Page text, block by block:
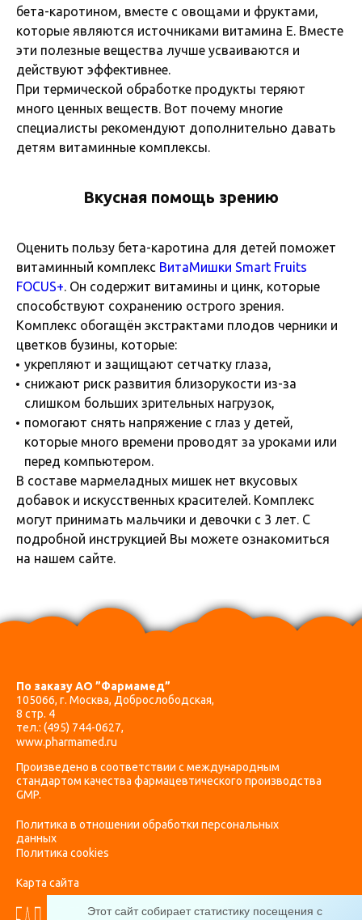
бета-каротином, вместе с овощами и фруктами,
которые являются источниками витамина Е. Вместе
эти полезные вещества лучше усваиваются и
действуют эффективнее.
При термической обработке продукты теряют
много ценных веществ. Вот почему многие
специалисты рекомендуют дополнительно давать
детям витаминные комплексы.
Вкусная помощь зрению
Оценить пользу бета-каротина для детей поможет
витаминный комплекс ВитаМишки Smart Fruits
FOCUS+. Он содержит витамины и цинк, которые
способствуют сохранению острого зрения.
Комплекс обогащён экстрактами плодов черники и
цветков бузины, которые:
укрепляют и защищают сетчатку глаза,
снижают риск развития близорукости из-за
слишком больших зрительных нагрузок,
помогают снять напряжение с глаз у детей,
которые много времени проводят за уроками или
перед компьютером.
В составе мармеладных мишек нет вкусовых
добавок и искусственных красителей. Комплекс
могут принимать мальчики и девочки с 3 лет. С
подробной инструкцией Вы можете ознакомиться
на нашем сайте.
Этот сайт собирает статистику посещения с
По заказу АО ”Фармамед”
105066, г. Москва, Доброслободская,
8 стр. 4
тел.: (495) 744-0627,
www.pharmamed.ru
Произведено в соответствии с международным
стандартом качества фармацевтического производства
GMP.
Политика в отношении обработки персональных
данных
Политика cookies
Карта сайта